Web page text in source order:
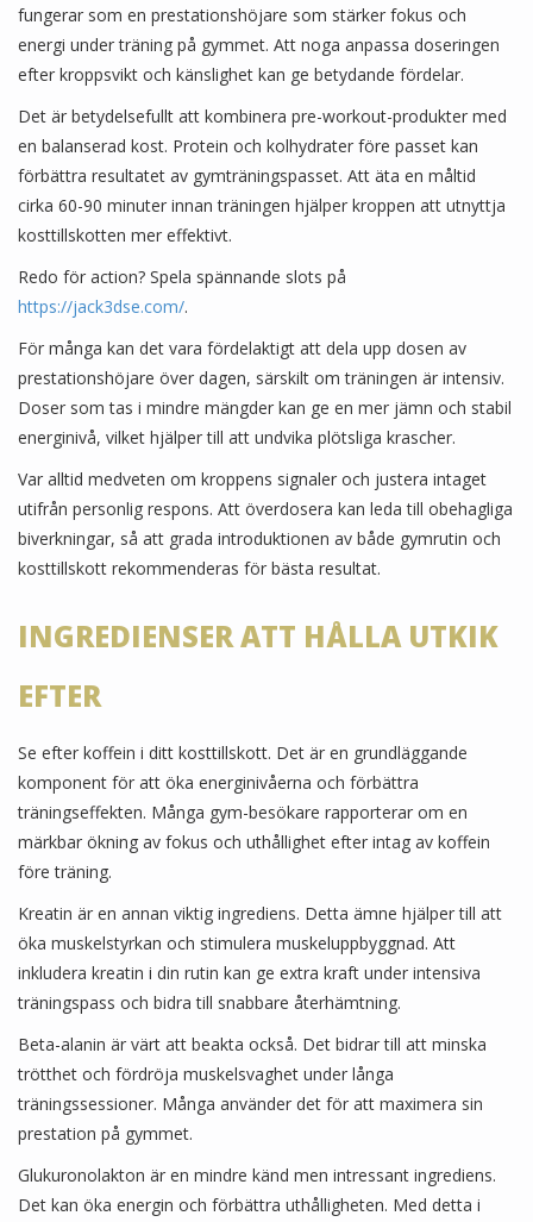
fungerar som en prestationshöjare som stärker fokus och
energi under träning på gymmet. Att noga anpassa doseringen
efter kroppsvikt och känslighet kan ge betydande fördelar.
Det är betydelsefullt att kombinera pre-workout-produkter med
en balanserad kost. Protein och kolhydrater före passet kan
förbättra resultatet av gymträningspasset. Att äta en måltid
cirka 60-90 minuter innan träningen hjälper kroppen att utnyttja
kosttillskotten mer effektivt.
Redo för action? Spela spännande slots på
https://jack3dse.com/.
För många kan det vara fördelaktigt att dela upp dosen av
prestationshöjare över dagen, särskilt om träningen är intensiv.
Doser som tas i mindre mängder kan ge en mer jämn och stabil
energinivå, vilket hjälper till att undvika plötsliga krascher.
Var alltid medveten om kroppens signaler och justera intaget
utifrån personlig respons. Att överdosera kan leda till obehagliga
biverkningar, så att grada introduktionen av både gymrutin och
kosttillskott rekommenderas för bästa resultat.
INGREDIENSER ATT HÅLLA UTKIK
EFTER
Se efter koffein i ditt kosttillskott. Det är en grundläggande
komponent för att öka energinivåerna och förbättra
träningseffekten. Många gym-besökare rapporterar om en
märkbar ökning av fokus och uthållighet efter intag av koffein
före träning.
Kreatin är en annan viktig ingrediens. Detta ämne hjälper till att
öka muskelstyrkan och stimulera muskeluppbyggnad. Att
inkludera kreatin i din rutin kan ge extra kraft under intensiva
träningspass och bidra till snabbare återhämtning.
Beta-alanin är värt att beakta också. Det bidrar till att minska
trötthet och fördröja muskelsvaghet under långa
träningssessioner. Många använder det för att maximera sin
prestation på gymmet.
Glukuronolakton är en mindre känd men intressant ingrediens.
Det kan öka energin och förbättra uthålligheten. Med detta i